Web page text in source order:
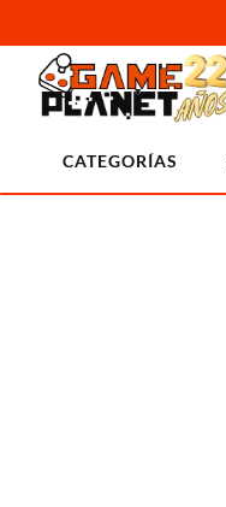
CATEGORÍAS